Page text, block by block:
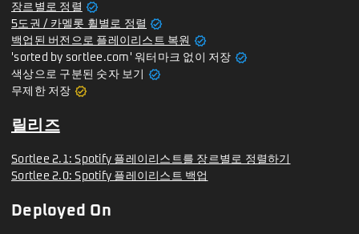
장르별로 정렬 verified
5도권 / 카멜롯 휠별로 정렬 verified
백업된 버전으로 플레이리스트 복원 verified
'sorted by sortlee.com' 워터마크 없이 저장 verified
색상으로 구분된 숫자 보기 verified
무제한 저장 verified
릴리즈
Sortlee 2.1: Spotify 플레이리스트를 장르별로 정렬하기
Sortlee 2.0: Spotify 플레이리스트 백업
Deployed On